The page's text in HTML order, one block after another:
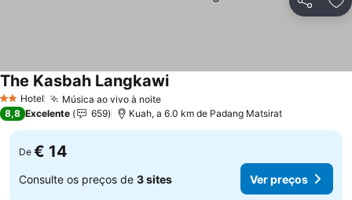
Partilhar
2 Estrelas
Hotel Música ao vivo à noite
The Kasbah Langkawi
8,8 Excelente 659 Kuah, a 6.0 km de Padang Matsirat
De € 14
Consulte os preços de 3 sites Ver preços